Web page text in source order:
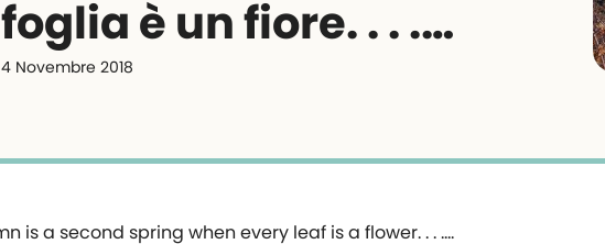
foglia è un fiore. . . .…
4 Novembre 2018